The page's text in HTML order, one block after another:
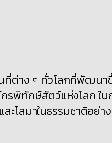
ที่ต่าง ๆ ทั่วโลกที่พัฒนา
รพิทักษ์สัตว์แห่งโลก ใน
ะโลมาในธรรมชาติอย่า